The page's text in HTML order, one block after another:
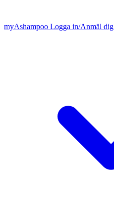
myAshampoo Logga in/Anmäl dig